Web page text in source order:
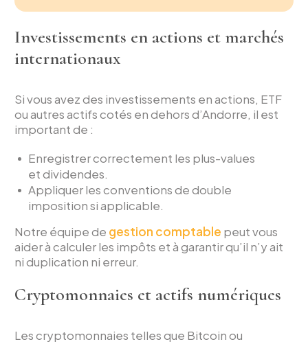
Investissements en actions et marchés
internationaux
Si vous avez des investissements en actions, ETF
ou autres actifs cotés en dehors d’Andorre, il est
important de :
Enregistrer correctement les plus-values
et dividendes.
Appliquer les conventions de double
imposition si applicable.
Notre équipe de gestion comptable peut vous
aider à calculer les impôts et à garantir qu’il n’y ait
ni duplication ni erreur.
Cryptomonnaies et actifs numériques
Les cryptomonnaies telles que Bitcoin ou